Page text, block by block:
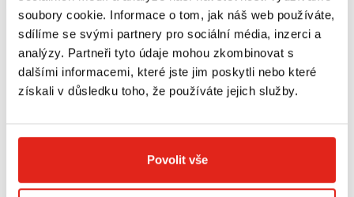
soubory cookie. Informace o tom, jak náš web používáte,
sdílíme se svými partnery pro sociální média, inzerci a
analýzy. Partneři tyto údaje mohou zkombinovat s
dalšími informacemi, které jste jim poskytli nebo které
získali v důsledku toho, že používáte jejich služby.
Povolit vše